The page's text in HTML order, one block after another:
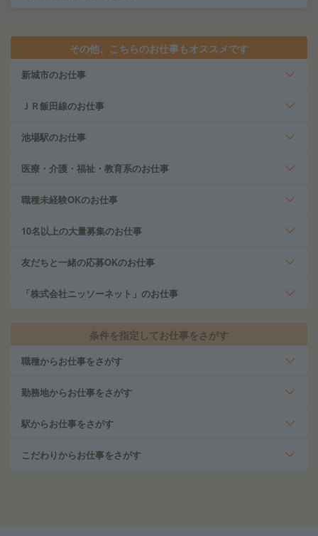
その他、こちらのお仕事もオススメです
新城市のお仕事
ＪＲ飯田線のお仕事
池場駅のお仕事
医療・介護・福祉・教育系のお仕事
職種未経験OKのお仕事
10名以上の大量募集のお仕事
友だちと一緒の応募OKのお仕事
「株式会社ニッソーネット」のお仕事
条件を指定してお仕事をさがす
職種からお仕事をさがす
勤務地からお仕事をさがす
駅からお仕事をさがす
こだわりからお仕事をさがす